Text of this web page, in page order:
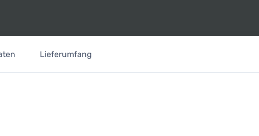
Lieferumfang